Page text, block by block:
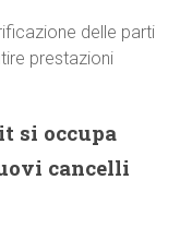
delle parti
prestazioni
si occupa
cancelli